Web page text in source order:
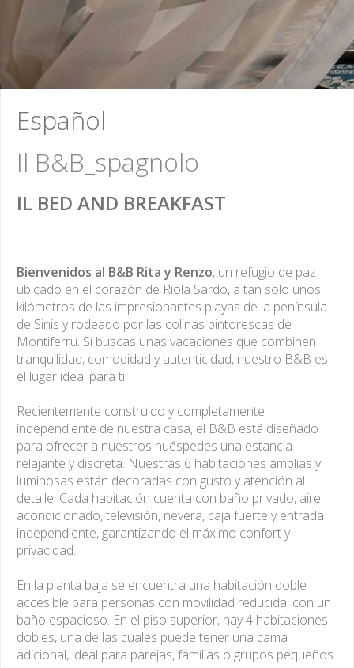
Le Camere
Ognuna delle nostre
l'ingresso indipendente.
Le Camere
Ognuna delle nostre
camere ha l'ingresso
Español
Il B&B_spagnolo
IL BED AND BREAKFAST
Bienvenidos al B&B Rita y Renzo, un refugio de paz
ubicado en el corazón de Riola Sardo, a tan solo unos
kilómetros de las impresionantes playas de la península
de Sinis y rodeado por las colinas pintorescas de
Montiferru. Si buscas unas vacaciones que combinen
tranquilidad, comodidad y autenticidad, nuestro B&B es
el lugar ideal para ti.
Recientemente construido y completamente
independiente de nuestra casa, el B&B está diseñado
para ofrecer a nuestros huéspedes una estancia
relajante y discreta. Nuestras 6 habitaciones amplias y
luminosas están decoradas con gusto y atención al
detalle. Cada habitación cuenta con baño privado, aire
acondicionado, televisión, nevera, caja fuerte y entrada
independiente, garantizando el máximo confort y
privacidad.
En la planta baja se encuentra una habitación doble
accesible para personas con movilidad reducida, con un
baño espacioso. En el piso superior, hay 4 habitaciones
dobles, una de las cuales puede tener una cama
adicional, ideal para parejas, familias o grupos pequeños.